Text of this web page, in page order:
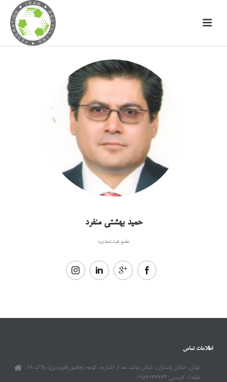
حمید بهشتی منفرد
عضو هیئت‌مدیره
اطلاعات تماس
تهران، خیابان پاسداران، خیابان دولت، بعد از اختیاریه، کوچه زنجانپور (فروردین)، پلاک ۱۸،
طبقه۱، کدپستی: ۱۹۵۹۹۷۷۹۷۴